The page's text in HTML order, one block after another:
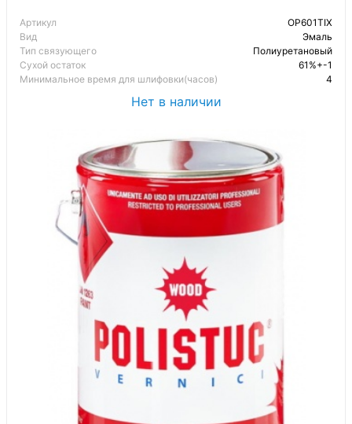
Артикул
OP601TIX
Вид
Эмаль
Тип связующего
Полиуретановый
Сухой остаток
61%+-1
Минимальное время для шлифовки(часов)
4
Нет в наличии